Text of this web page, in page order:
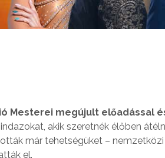
Mesterei megújult előadással
akik szeretnék élőben
már tehetségüket –
el.